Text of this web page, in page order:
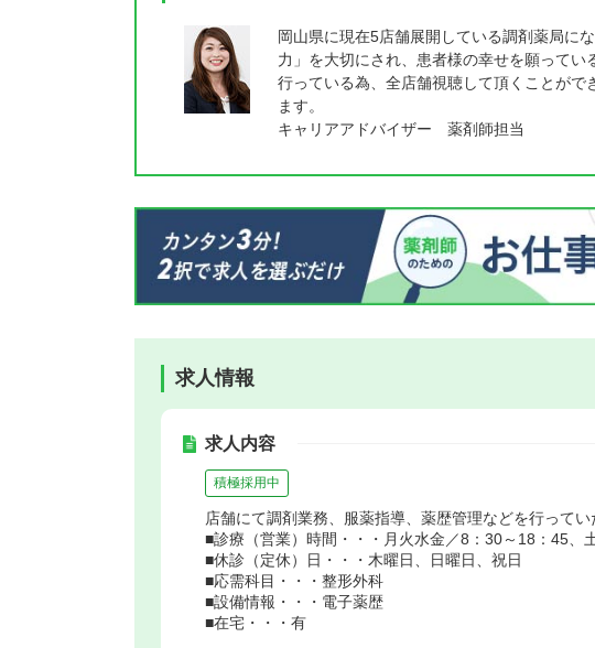
岡山県に現在5店舗展開している調剤薬局に
力」を大切にされ、患者様の幸せを願って
行っている為、全店舗視聴して頂くことが
ます。
キャリアアドバイザー 薬剤師担当
求人情報
求人内容
積極採用中
店舗にて調剤業務、服薬指導、薬歴管理などを行ってい
■診療（営業）時間・・・月火水金／8：30～18：45、
■休診（定休）日・・・木曜日、日曜日、祝日
■応需科目・・・整形外科
■設備情報・・・電子薬歴
■在宅・・・有